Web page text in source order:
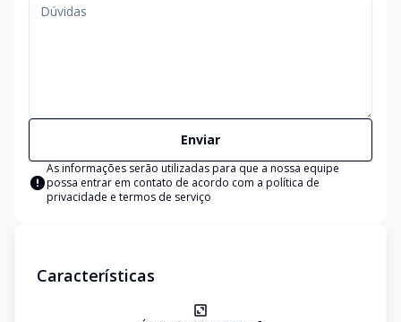
Enviar
As informações serão utilizadas para que a nossa equipe
possa entrar em contato de acordo com a política de
privacidade e termos de serviço
Características